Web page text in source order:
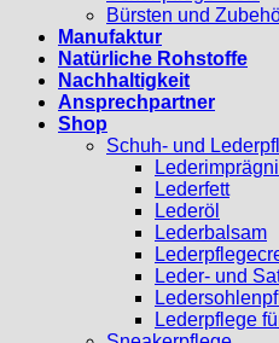
Bürsten und
Manufaktur
Natürliche Rohstoffe
Nachhaltigkeit
Ansprechpartner
Shop
Schuh- und
Lederfett
Lederöl
Lederbalsam
Leder- und
Lederpflege